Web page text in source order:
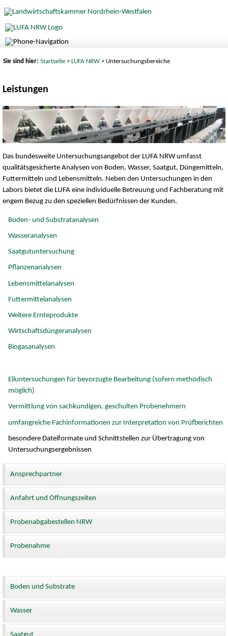
Sie sind hier:Startseite >LUFA NRW > Untersuchungsbereiche
Leistungen
Das bundesweite Untersuchungsangebot der LUFA NRW umfasst
qualitätsgesicherte Analysen von Boden, Wasser, Saatgut, Düngemitteln,
Futtermitteln und Lebensmitteln. Neben den Untersuchungen in den
Labors bietet die LUFA eine individuelle Betreuung und Fachberatung mit
engem Bezug zu den speziellen Bedürfnissen der Kunden.
Boden- und Substratanalysen
Wasseranalysen
Saatgutuntersuchung
Pflanzenanalysen
Lebensmittelanalysen
Futtermittelanalysen
Weitere Ernteprodukte
Wirtschaftsdüngeranalysen
Biogasanalysen
Eiluntersuchungen für bevorzugte Bearbeitung (sofern methodisch
möglich)
Vermittlung von sachkundigen, geschulten Probenehmern
umfangreiche Fachinformationen zur Interpretation von Prüfberichten
besondere Dateiformate und Schnittstellen zur Übertragung von
Untersuchungsergebnissen
Ansprechpartner
Anfahrt und Öffnungszeiten
Probenabgabestellen NRW
Probenahme
Boden und Substrate
Wasser